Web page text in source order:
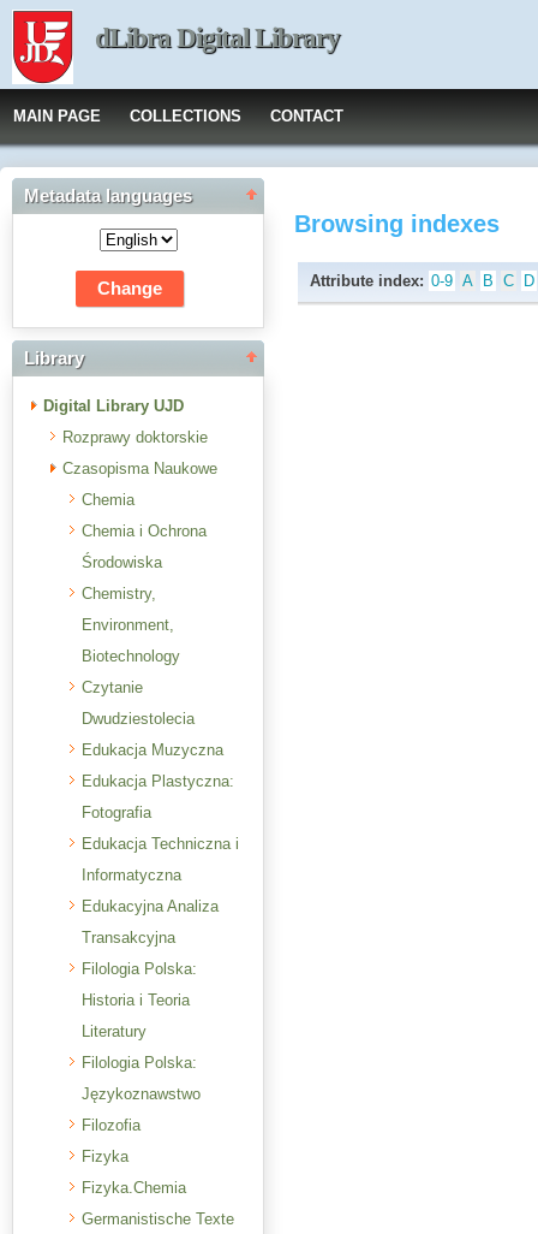
dLibra Digital Library
MAIN PAGE COLLECTIONS CONTACT
Metadata languages
Library
Digital Library UJD
Rozprawy doktorskie
Czasopisma Naukowe
Chemia
Chemia i Ochrona
Środowiska
Chemistry,
Environment,
Biotechnology
Czytanie
Dwudziestolecia
Edukacja Muzyczna
Edukacja Plastyczna:
Fotografia
Edukacja Techniczna i
Informatyczna
Edukacyjna Analiza
Transakcyjna
Filologia Polska:
Historia i Teoria
Literatury
Filologia Polska:
Językoznawstwo
Filozofia
Fizyka
Fizyka.Chemia
Germanistische Texte
Browsing indexes
Attribute index: 0-9 A B C D